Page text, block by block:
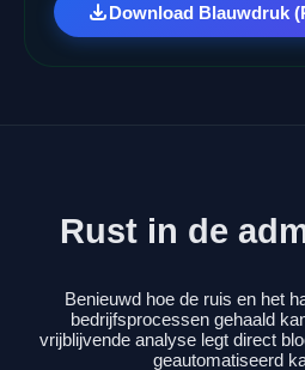
Download Blauwdruk
Rust in de
Benieuwd hoe de ruis en het
bedrijfsprocessen gehaald
vrijblijvende analyse legt direct
geautomatiseerd